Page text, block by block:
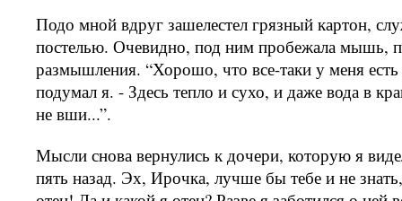
Подо мной вдруг зашелестел грязный картон,
постелью. Очевидно, под ним пробежала мышь,
размышления. “Хорошо, что все-таки у меня есть
подумал я. - Здесь тепло и сухо, и даже вода в
не вши...”.
Мысли снова вернулись к дочери, которую я
пять назад. Эх, Ирочка, лучше бы тебе и не